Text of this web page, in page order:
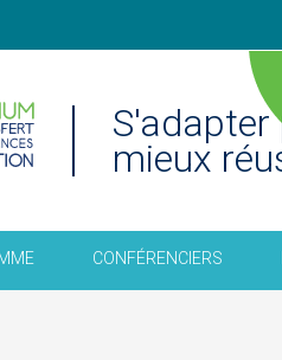
S'adapter
mieux
CONFÉRENCIERS